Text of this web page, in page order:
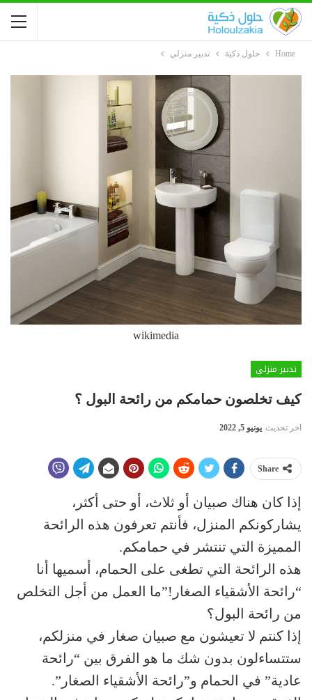
Home حلول ذكية تدبير منزلي
wikimedia
تدبير منزلي
كيف تخلصون حمامكم من رائحة البول ؟
اخر تحديث يونيو 5, 2022
Share
إذا كان هناك صبيان أو ثلاث، أو حتى أكثر،
يشاركونكم المنزل، فأنتم تعرفون هذه الرائحة
المميزة التي تنتشر في حمامكم.
هذه الرائحة التي تطغى على الحمام، أسميها أنا
“رائحة الأشقياء الصغار!”ما العمل من أجل التخلص
من رائحة البول؟
إذا كنتم لا تعيشون مع صبيان صغار في منزلكم،
ستتساءلون بدون شك ما هو الفرق بين “رائحة
عادية” في الحمام و”رائحة الأشقياء الصغار”.